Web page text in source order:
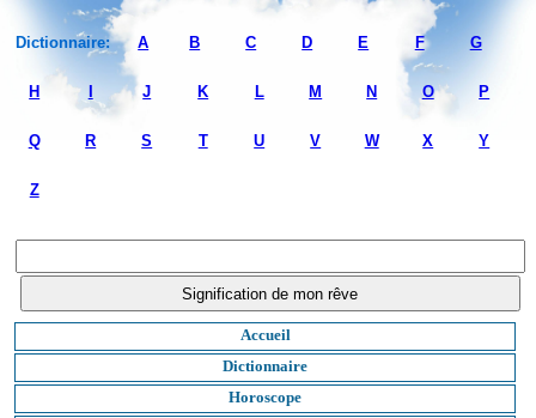
Dictionnaire: A B C D E F G
H J K L M N O P
Q R S T U V W X Y
Z
Accueil
Dictionnaire
Horoscope